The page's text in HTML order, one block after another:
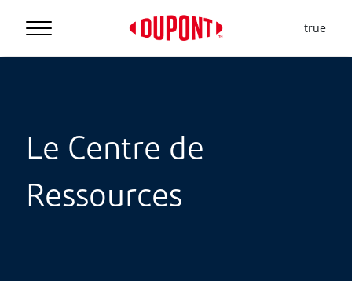
true
Le Centre de
Ressources